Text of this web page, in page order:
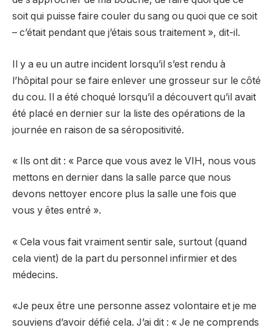
soit qui puisse faire couler du sang ou quoi que ce soit
– c’était pendant que j’étais sous traitement », dit-il.
Il y a eu un autre incident lorsqu’il s’est rendu à
l’hôpital pour se faire enlever une grosseur sur le côté
du cou. Il a été choqué lorsqu’il a découvert qu’il avait
été placé en dernier sur la liste des opérations de la
journée en raison de sa séropositivité.
« Ils ont dit : « Parce que vous avez le VIH, nous vous
mettons en dernier dans la salle parce que nous
devons nettoyer encore plus la salle une fois que
vous y êtes entré ».
« Cela vous fait vraiment sentir sale, surtout (quand
cela vient) de la part du personnel infirmier et des
médecins.
«Je peux être une personne assez volontaire et je me
souviens d’avoir défié cela. J’ai dit : « Je ne comprends